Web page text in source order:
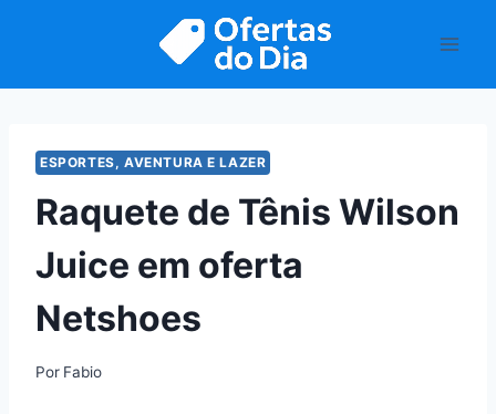
ESPORTES, AVENTURA E LAZER
Raquete de Tênis Wilson
Juice em oferta
Netshoes
Por Fabio